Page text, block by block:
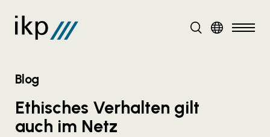
DE
Blog
Ethisches Verhalten gilt
auch im Netz